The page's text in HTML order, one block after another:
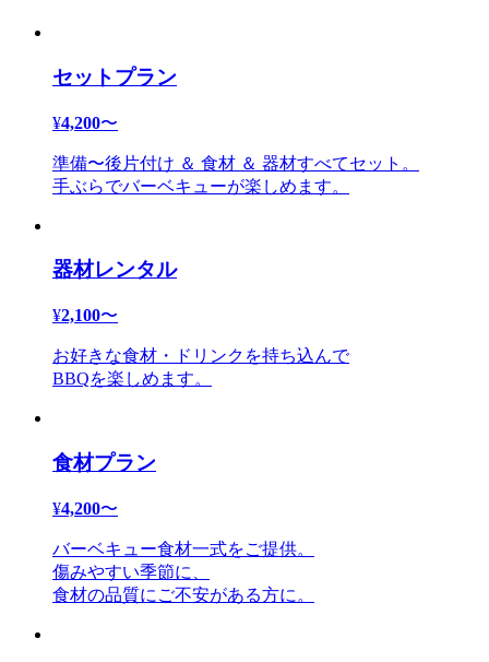
セットプラン
¥4,200〜
準備〜後片付け ＆ 食材 ＆ 器材すべてセット。
手ぶらでバーベキューが楽しめます。
器材レンタル
¥2,100〜
お好きな食材・ドリンクを持ち込んで
BBQを楽しめます。
食材プラン
¥4,200〜
バーベキュー食材一式をご提供。
傷みやすい季節に、
食材の品質にご不安がある方に。